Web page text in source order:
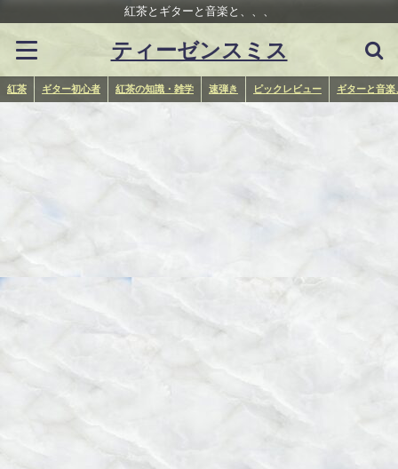
紅茶とギターと音楽と、、、
ティーゼンスミス
紅茶 ギター初心者 紅茶の知識・雑学 速弾き ピックレビュー ギターと音楽